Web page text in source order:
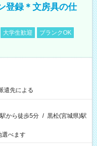
登録＊文房具の仕
大学生歓迎
ブランクOK
遣先による
から徒歩5分 / 黒松(宮城県)駅
べます